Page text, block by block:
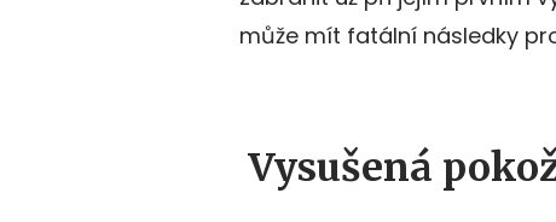
může mít fatální následky
Vysušená